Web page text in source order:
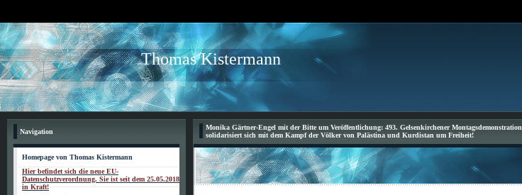
Thomas Kistermann
Navigation
Homepage von Thomas Kistermann
Hier befindet sich die neue EU-
Datenschutzverordnung. Sie ist seit dem 25.05.2018
in Kraft!
Monika Gärtner-Engel mit der Bitte um Veröffentlichung: 493. Gelsenkirchener Montagsdemonstration
solidarisiert sich mit dem Kampf der Völker von Palästina und Kurdistan um Freiheit!